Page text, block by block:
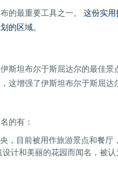
的最重要工具之一。这份实
的区域。
斯坦布尔于斯屈达尔的最佳
增强了伊斯坦布尔于斯屈达
的有：
目前被用作旅游景点和餐厅
计和美丽的花园而闻名，被